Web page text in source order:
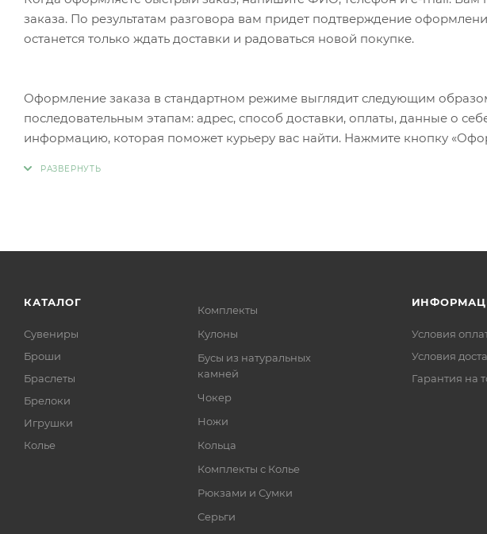
заказа. По результатам разговора вам придет подтверждение
останется только ждать доставки и радоваться новой покупке.
Оформление заказа в стандартном режиме выглядит следующим
последовательным этапам: адрес, способ доставки, оплаты, данные о
информацию, которая поможет курьеру вас найти. Нажмите кнопку
КАТАЛОГ
Сувениры
Броши
Браслеты
Брелоки
Игрушки
Колье
Комплекты
Кулоны
Бусы из натуральных
камней
Чокер
Ножи
Кольца
Комплекты с Колье
Рюкзами и Сумки
Серьги
Условия
Условия
Гарантия на